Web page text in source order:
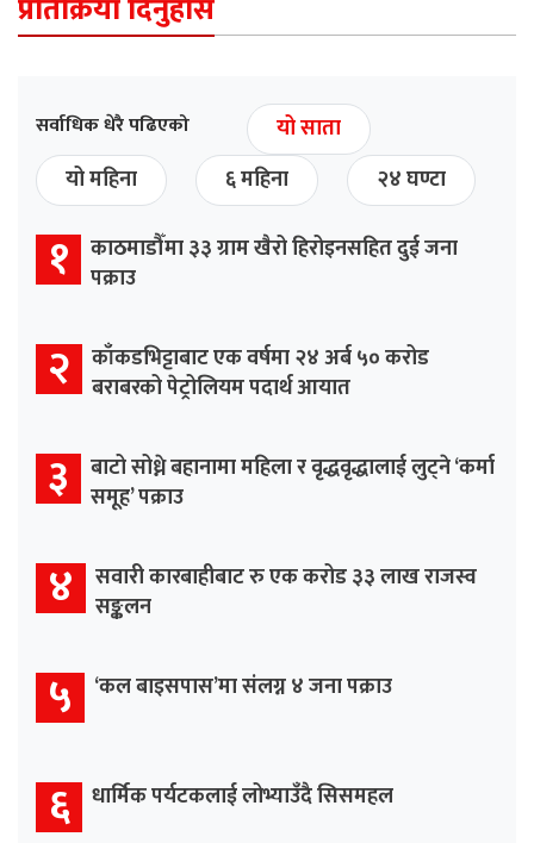
सर्वाधिक धेरै पढिएको
यो साता
यो महिना
६ महिना २४ घण्टा
१ काठमाडौँमा ३३ ग्राम खैरो हिरोइनसहित दुई जना
पक्राउ
२ काँकडभिट्टाबाट एक वर्षमा २४ अर्ब ५० करोड
बराबरको पेट्रोलियम पदार्थ आयात
३ बाटो सोध्ने बहानामा महिला र वृद्धवृद्धालाई लुट्ने ‘कर्मा
समूह’ पक्राउ
४ सवारी कारबाहीबाट रु एक करोड ३३ लाख राजस्व
सङ्कलन
५ ‘कल बाइसपास’मा संलग्न ४ जना पक्राउ
६ धार्मिक पर्यटकलाई लोभ्याउँदै सिसमहल